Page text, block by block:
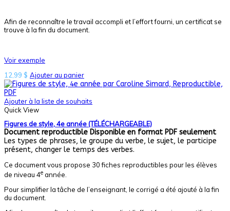
Afin de reconnaître le travail accompli et l’effort fourni, un certificat se
trouve à la fin du document.
Voir exemple
12,99 $ Ajouter au panier
Ajouter à la liste de souhaits
Quick View
Figures de style, 4e année (TÉLÉCHARGEABLE)
Document reproductible Disponible en format PDF seulement
Les types de phrases, le groupe du verbe, le sujet, le participe
présent, changer le temps des verbes.
Ce document vous propose 30 fiches reproductibles pour les élèves
de niveau 4e année.
Pour simplifier la tâche de l’enseignant, le corrigé a été ajouté à la fin
du document.